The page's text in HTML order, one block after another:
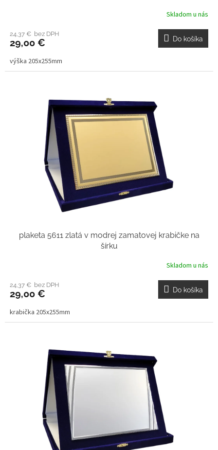
Skladom u nás
24,37 € bez DPH
29,00 € Do košíka
výška 205x255mm
plaketa 5611 zlatá v modrej zamatovej krabičke na
šírku
Skladom u nás
24,37 € bez DPH
29,00 € Do košíka
krabička 205x255mm